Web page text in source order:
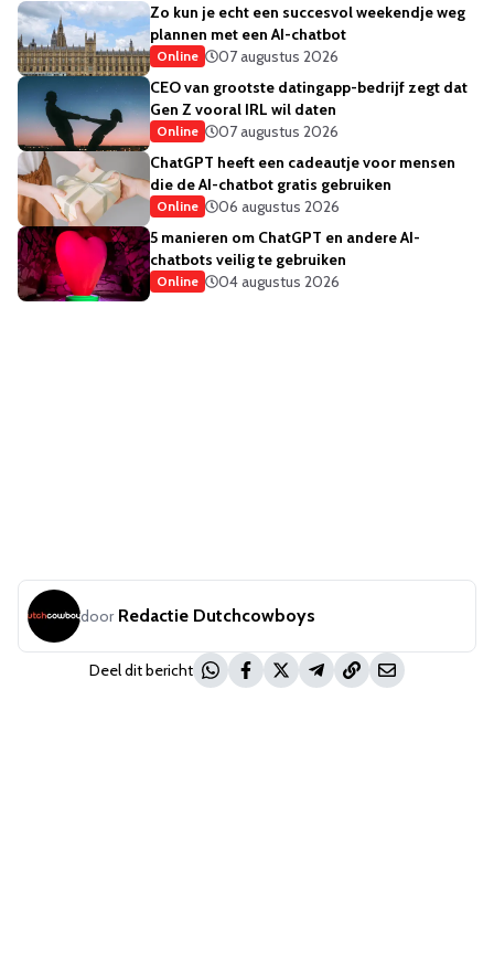
Zo kun je echt een succesvol weekendje weg
plannen met een AI-chatbot
Online
07 augustus 2026
CEO van grootste datingapp-bedrijf zegt dat
Gen Z vooral IRL wil daten
Online
07 augustus 2026
ChatGPT heeft een cadeautje voor mensen
die de AI-chatbot gratis gebruiken
Online
06 augustus 2026
5 manieren om ChatGPT en andere AI-
chatbots veilig te gebruiken
Online 04 augustus 2026
door Redactie Dutchcowboys
Deel dit bericht